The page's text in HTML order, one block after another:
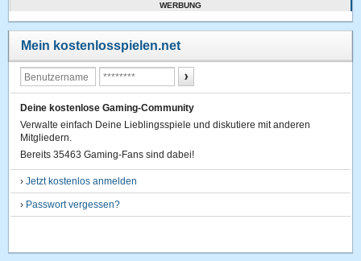
WERBUNG
Mein kostenlosspielen.net
Deine kostenlose Gaming-Community
Verwalte einfach Deine Lieblingsspiele und diskutiere mit anderen
Mitgliedern.
Bereits 35463 Gaming-Fans sind dabei!
›Jetzt kostenlos anmelden
› Passwort vergessen?